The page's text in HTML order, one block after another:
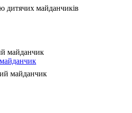
дитячих майданчиків
майданчик